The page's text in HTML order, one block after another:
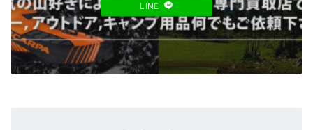
LINE